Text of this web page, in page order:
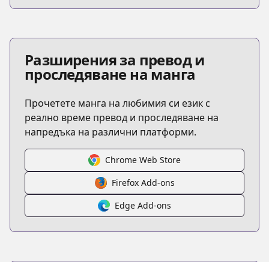
Разширения за превод и
проследяване на манга
Прочетете манга на любимия си език с
реално време превод и проследяване на
напредъка на различни платформи.
Chrome Web Store
Firefox Add-ons
Edge Add-ons